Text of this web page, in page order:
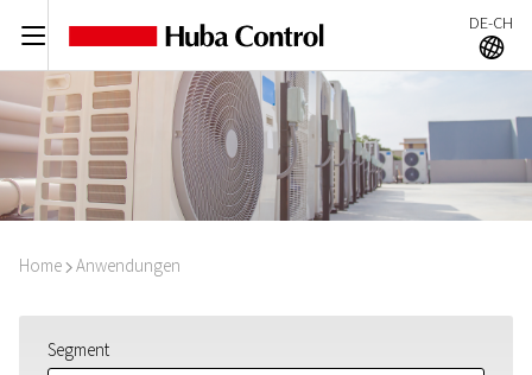
C DE-CH
A
Home I Anwendungen
Segment